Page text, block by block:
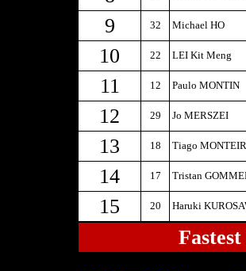
9 32 Michael HO
10 22 LEI Kit Meng
11 12 Paulo MONTIN
12 29 Jo MERSZEI
13 18 Tiago
14 17 Tristan
15 20 Haruki